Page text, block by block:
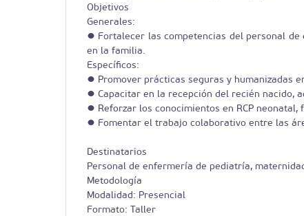
Objetivos
Generales:
● Fortalecer las competencias del personal
en la familia.
Específicos:
● Promover prácticas seguras y humanizadas
● Capacitar en la recepción del recién nacido,
● Reforzar los conocimientos en RCP
● Fomentar el trabajo colaborativo entre las
Destinatarios
Personal de enfermería de pediatría,
Metodología
Modalidad: Presencial
Formato: Taller